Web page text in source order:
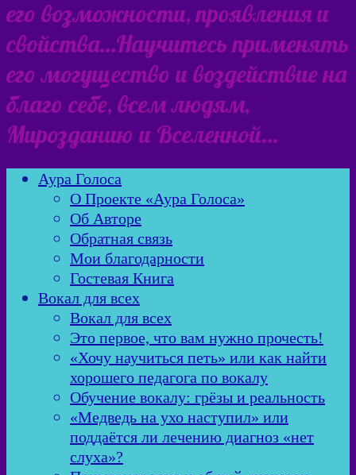
его возможности, проявления и
свойства…Научитесь применять
его могущество и воздействие на
благо себе, всем людям,
Мирозданию и Вселенной…
Аура Голоса
О Проекте «Аура Голоса»
Об Авторе
Обратная связь
Мои благодарности
Гостевая Книга
Вокал для всех
Вокал для всех
Это первое, что вам нужно прочесть!
«Хочу научиться петь» или как найти
хорошего педагога по вокалу
Обучение вокалу: грёзы и реальность
«Медведь на ухо наступил» или
поддаётся ли лечению диагноз «нет
слуха»?